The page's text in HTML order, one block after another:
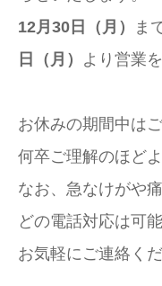
12月30日（月）
ま
日（月） より営業
お休みの期間中は
何卒ご理解のほど
なお、急なけがや
どの電話対応は可
お気軽にご連絡くだ